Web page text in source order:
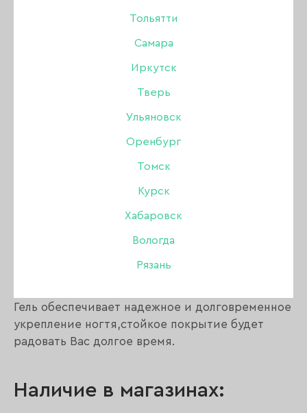
Тольятти
Самара
Иркутск
Тверь
Ульяновск
Оренбург
Томск
Курск
Хабаровск
Вологда
Рязань
В наличии в магазинах
Моделирующий жесткий гель,легко
распределяется кистью,самовыравнивается за
Гель обеспечивает надежное и долговременное
укрепление ногтя,стойкое покрытие будет
радовать Вас долгое время.
Наличие в магазинах: